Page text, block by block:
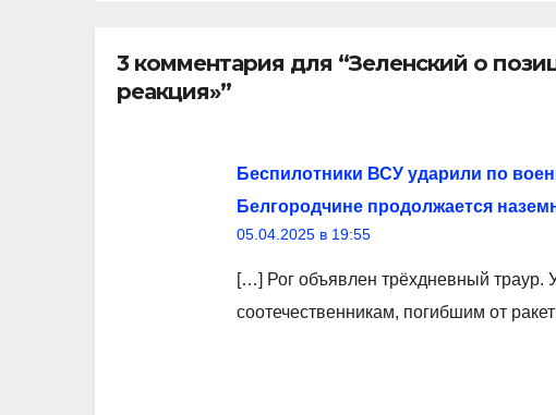
3 комментария для “Зеленский о
реакция»”
Беспилотники ВСУ ударили по
Белгородчине продолжается
05.04.2025 в 19:55
[…] Рог объявлен трёхдневный траур.
соотечественникам, погибшим от